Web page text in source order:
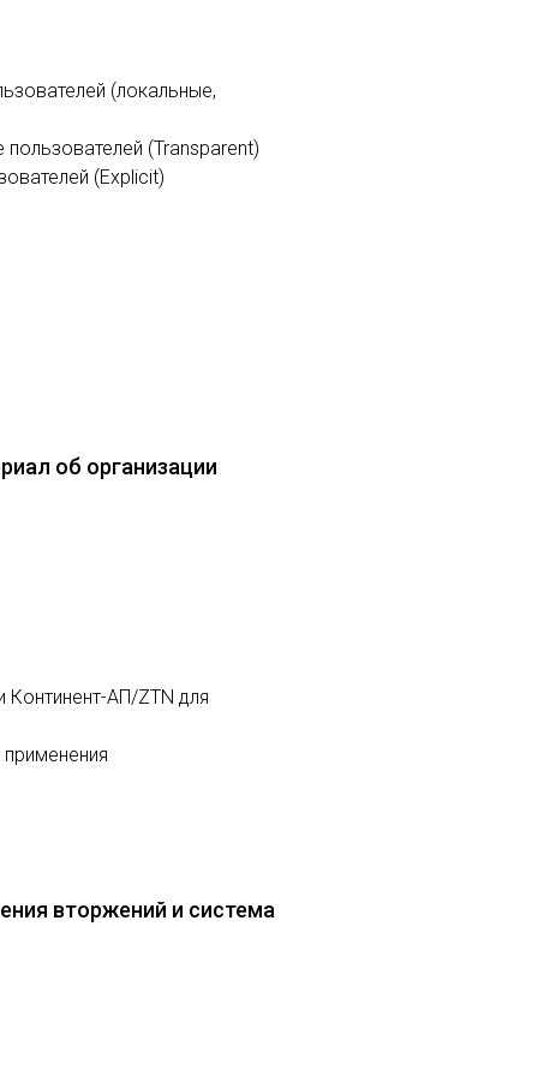
(локальные,
(Transparent)
(Explicit)
об организации
Континент-АП/ZTN для
вторжений и система